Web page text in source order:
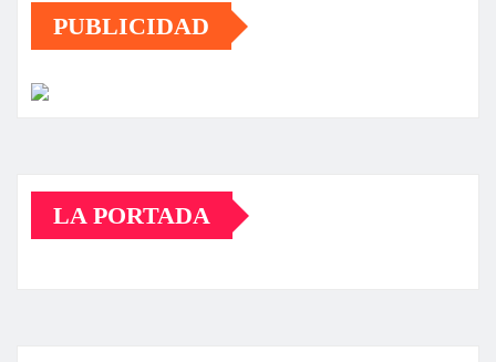
PUBLICIDAD
LA PORTADA